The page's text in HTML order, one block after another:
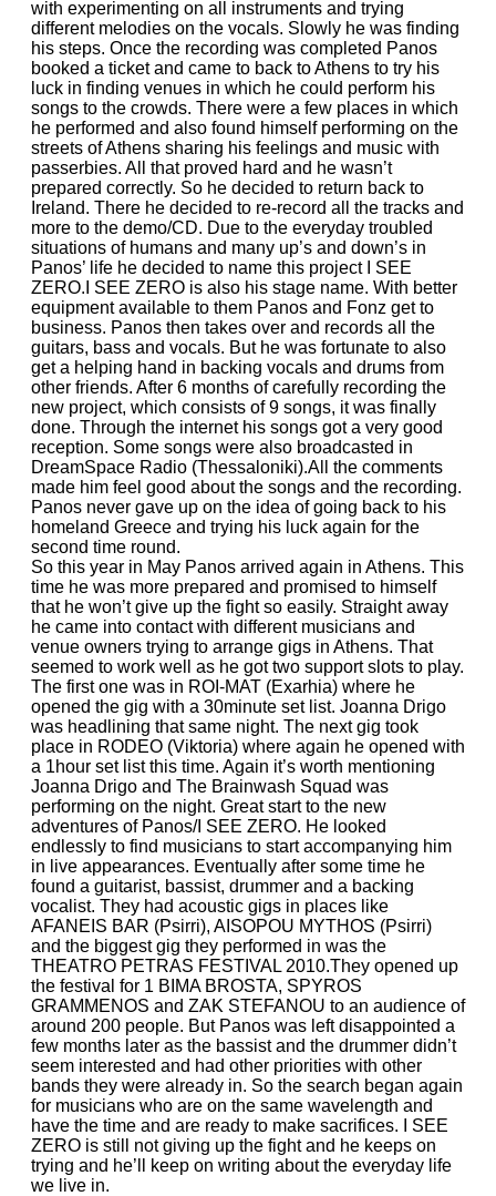
with experimenting on all instruments and trying
different melodies on the vocals. Slowly he was finding
his steps. Once the recording was completed Panos
booked a ticket and came to back to Athens to try his
luck in finding venues in which he could perform his
songs to the crowds. There were a few places in which
he performed and also found himself performing on the
streets of Athens sharing his feelings and music with
passerbies. All that proved hard and he wasn’t
prepared correctly. So he decided to return back to
Ireland. There he decided to re-record all the tracks and
more to the demo/CD. Due to the everyday troubled
situations of humans and many up’s and down’s in
Panos’ life he decided to name this project I SEE
ZERO.I SEE ZERO is also his stage name. With better
equipment available to them Panos and Fonz get to
business. Panos then takes over and records all the
guitars, bass and vocals. But he was fortunate to also
get a helping hand in backing vocals and drums from
other friends. After 6 months of carefully recording the
new project, which consists of 9 songs, it was finally
done. Through the internet his songs got a very good
reception. Some songs were also broadcasted in
DreamSpace Radio (Thessaloniki).All the comments
made him feel good about the songs and the recording.
Panos never gave up on the idea of going back to his
homeland Greece and trying his luck again for the
second time round.
So this year in May Panos arrived again in Athens. This
time he was more prepared and promised to himself
that he won’t give up the fight so easily. Straight away
he came into contact with different musicians and
venue owners trying to arrange gigs in Athens. That
seemed to work well as he got two support slots to play.
The first one was in ROI-MAT (Exarhia) where he
opened the gig with a 30minute set list. Joanna Drigo
was headlining that same night. The next gig took
place in RODEO (Viktoria) where again he opened with
a 1hour set list this time. Again it’s worth mentioning
Joanna Drigo and The Brainwash Squad was
performing on the night. Great start to the new
adventures of Panos/I SEE ZERO. He looked
endlessly to find musicians to start accompanying him
in live appearances. Eventually after some time he
found a guitarist, bassist, drummer and a backing
vocalist. They had acoustic gigs in places like
AFANEIS BAR (Psirri), AISOPOU MYTHOS (Psirri)
and the biggest gig they performed in was the
THEATRO PETRAS FESTIVAL 2010.They opened up
the festival for 1 BIMA BROSTA, SPYROS
GRAMMENOS and ZAK STEFANOU to an audience of
around 200 people. But Panos was left disappointed a
few months later as the bassist and the drummer didn’t
seem interested and had other priorities with other
bands they were already in. So the search began again
for musicians who are on the same wavelength and
have the time and are ready to make sacrifices. I SEE
ZERO is still not giving up the fight and he keeps on
trying and he’ll keep on writing about the everyday life
we live in.